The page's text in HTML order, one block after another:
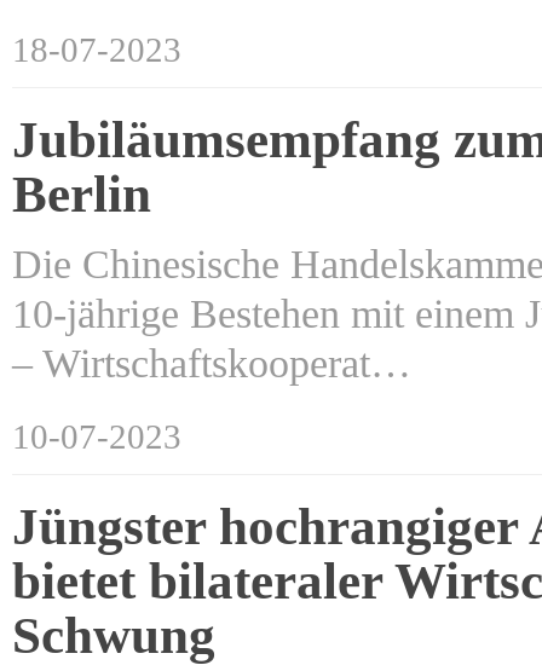
18-07-2023
Jubiläumsempfang
Berlin
Die Chinesische
10-jährige Bestehen mit einem
– Wirtschaftskooperat…
10-07-2023
Jüngster hochrangiger
bietet bilateraler
Schwung